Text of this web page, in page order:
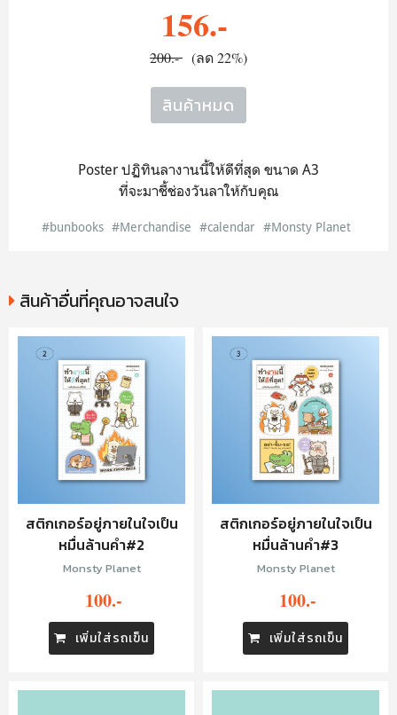
156.-
200.- (ลด 22%)
สินค้าหมด
Poster ปฏิทินลางานนี้ให้ดีที่สุด ขนาด A3
ที่จะมาชี้ช่องวันลาให้กับคุณ
#bunbooks #Merchandise #calendar #Monsty Planet
สินค้าอื่นที่คุณอาจสนใจ
สติกเกอร์อยู่ภายในใจเป็น
หมื่นล้านคำ#2
Monsty Planet
100.-
เพิ่มใส่รถเข็น
สติกเกอร์อยู่ภายในใจเป็น
หมื่นล้านคำ#3
Monsty Planet
100.-
เพิ่มใส่รถเข็น